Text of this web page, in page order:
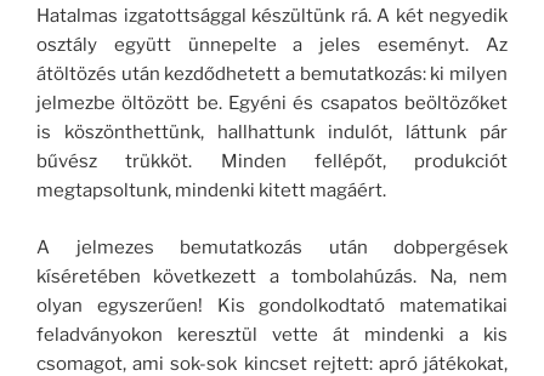
Hatalmas izgatottsággal készültünk rá. A két negyedik
osztály együtt ünnepelte a jeles eseményt. Az
átöltözés után kezdődhetett a bemutatkozás: ki milyen
jelmezbe öltözött be. Egyéni és csapatos beöltözőket
is köszönthettünk, hallhattunk indulót, láttunk pár
bűvész trükköt. Minden fellépőt, produkciót
megtapsoltunk, mindenki kitett magáért.
A jelmezes bemutatkozás után dobpergések
kíséretében következett a tombolahúzás. Na, nem
olyan egyszerűen! Kis gondolkodtató matematikai
feladványokon keresztül vette át mindenki a kis
csomagot, ami sok-sok kincset rejtett: apró játékokat,